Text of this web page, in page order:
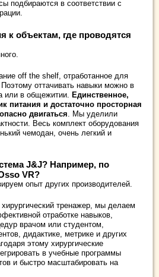
подбираются в соответствии с
к объектам, где проводятся
off the shelf, отработанное для
оттачивать навыки можно в
или в общежитии. Единственное,
питания и достаточно просторная
двигаться. Мы уделили
Весь комплект оборудования
чемодан, очень легкий и
J&J? Например, по
VR?
опыт других производителей.
тренажер, мы делаем
отработке навыков,
врачом или студентом,
дидактике, метрике и других
этому хирургические
в учебные программы
и быстро масштабировать на